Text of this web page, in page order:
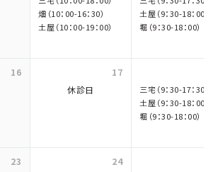
畑（10：00-16：30）
土屋（10：00-19：00）
土屋（9：30-18：00）
堀（9：30-18：00）
16
17
休診日
三宅（9：30-17：30）
土屋（9：30-18：00）
堀（9：30-18：00）
23
24